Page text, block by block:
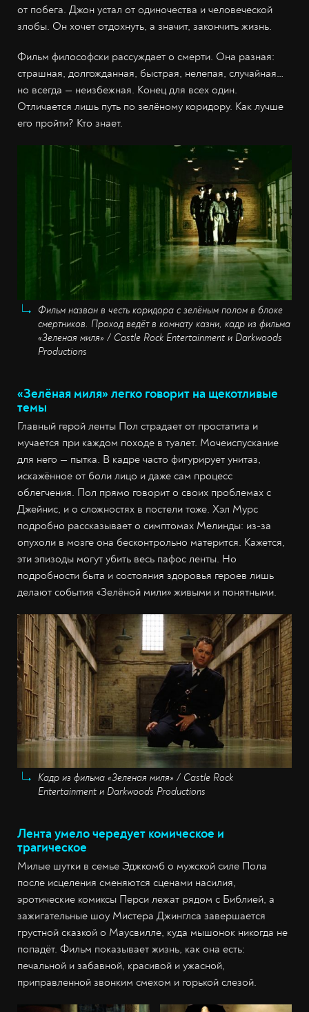
от побега. Джон устал от одиночества и человеческой
злобы. Он хочет отдохнуть, а значит, закончить жизнь.
Фильм философски рассуждает о смерти. Она разная:
страшная, долгожданная, быстрая, нелепая, случайная…
но всегда — неизбежная. Конец для всех один.
Отличается лишь путь по зелёному коридору. Как лучше
его пройти? Кто знает.
Фильм назван в честь коридора с зелёным полом в блоке
смертников. Проход ведёт в комнату казни, кадр из фильма
«Зеленая миля» / Castle Rock Entertainment и Darkwoods
Productions
«Зелёная миля» легко говорит на щекотливые
темы
Главный герой ленты Пол страдает от простатита и
мучается при каждом походе в туалет. Мочеиспускание
для него — пытка. В кадре часто фигурирует унитаз,
искажённое от боли лицо и даже сам процесс
облегчения. Пол прямо говорит о своих проблемах с
Джейнис, и о сложностях в постели тоже. Хэл Мурс
подробно рассказывает о симптомах Мелинды: из-за
опухоли в мозге она бесконтрольно матерится. Кажется,
эти эпизоды могут убить весь пафос ленты. Но
подробности быта и состояния здоровья героев лишь
делают события «Зелёной мили» живыми и понятными.
Кадр из фильма «Зеленая миля» / Castle Rock
Entertainment и Darkwoods Productions
Лента умело чередует комическое и
трагическое
Милые шутки в семье Эджкомб о мужской силе Пола
после исцеления сменяются сценами насилия,
эротические комиксы Перси лежат рядом с Библией, а
зажигательные шоу Мистера Джинглса завершается
грустной сказкой о Маусвилле, куда мышонок никогда не
попадёт. Фильм показывает жизнь, как она есть:
печальной и забавной, красивой и ужасной,
приправленной звонким смехом и горькой слезой.